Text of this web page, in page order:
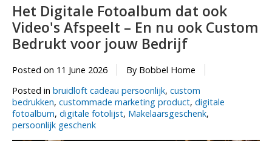
Het Digitale Fotoalbum dat ook
Video's Afspeelt – En nu ook Custom
Bedrukt voor jouw Bedrijf
Posted on 11 June 2026
By Bobbel Home
Posted in bruidloft cadeau persoonlijk, custom
bedrukken, custommade marketing product, digitale
fotoalbum, digitale fotolijst, Makelaarsgeschenk,
persoonlijk geschenk